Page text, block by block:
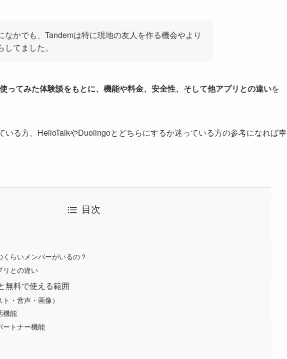
なかでも、Tandemは特に現地の友人を作る機会やより
てました。
ってみた体験談をもとに、機能や料金、安全性、そして他アプリとの違いを
いる方、HelloTalkやDuolingoとどちらにするか迷っている方の参考になれば幸
目次
らいメンバーがいるの？
リとの違い
無料で使える範囲
・音声・画像）
機能
ートナー機能